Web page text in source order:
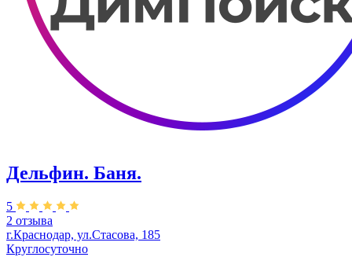
Дельфин. Баня.
5
2 отзыва
г.Краснодар, ул.Стасова, 185
Круглосуточно